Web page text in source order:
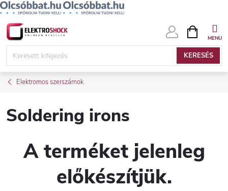
Ugrás
KERESÉS
KOSÁR
Elektromos szerszámok
Soldering irons
A terméket jelenleg
előkészítjük.